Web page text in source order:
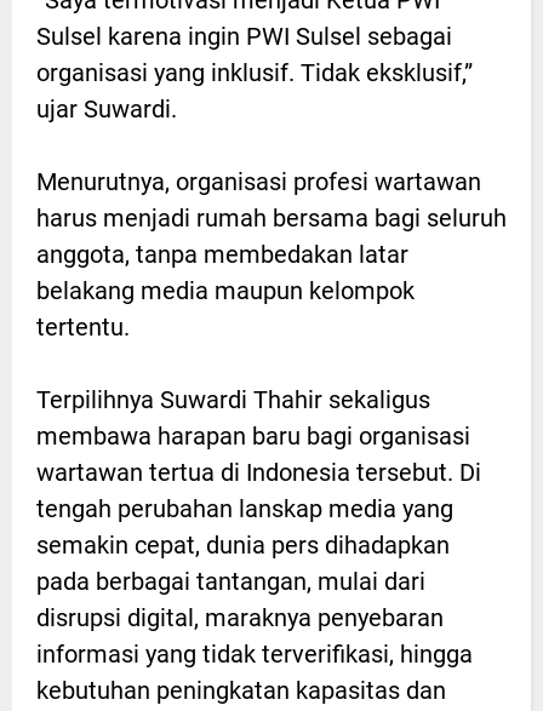
Sulsel karena ingin PWI Sulsel sebagai
organisasi yang inklusif. Tidak eksklusif,”
ujar Suwardi.
Menurutnya, organisasi profesi wartawan
harus menjadi rumah bersama bagi seluruh
anggota, tanpa membedakan latar
belakang media maupun kelompok
tertentu.
Terpilihnya Suwardi Thahir sekaligus
membawa harapan baru bagi organisasi
wartawan tertua di Indonesia tersebut. Di
tengah perubahan lanskap media yang
semakin cepat, dunia pers dihadapkan
pada berbagai tantangan, mulai dari
disrupsi digital, maraknya penyebaran
informasi yang tidak terverifikasi, hingga
kebutuhan peningkatan kapasitas dan